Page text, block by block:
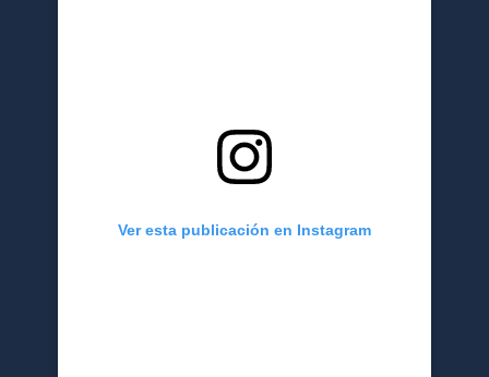
Ver esta publicación en Instagram